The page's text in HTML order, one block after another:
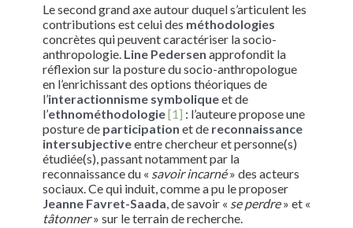
Le second grand axe autour duquel s’articulent les
contributions est celui des méthodologies
concrètes qui peuvent caractériser la socio-
anthropologie. Line Pedersen approfondit la
réflexion sur la posture du socio-anthropologue
en l’enrichissant des options théoriques de
l’interactionnisme symboliqueet de
l’ethnométhodologie[1] : l’auteure propose une
posture de participation et de reconnaissance
intersubjectiveentre chercheur et personne(s)
étudiée(s), passant notamment par la
reconnaissance du « savoir incarné» des acteurs
sociaux. Ce qui induit, comme a pu le proposer
Jeanne Favret-Saada , de savoir « se perdre» et «
tâtonner» sur le terrain de recherche.